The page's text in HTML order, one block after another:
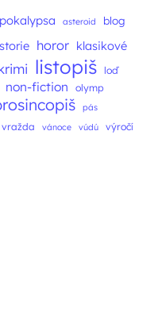
asteroid blog
horor klasikové
listopiš
loď
non-fiction olymp
pás
vražda vánoce vúdú výročí